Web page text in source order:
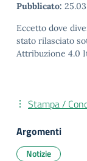
Pubblicato:
Eccetto dove
stato rilasciato
Attribuzione 4.0
Stampa /
Argomenti
Notizie